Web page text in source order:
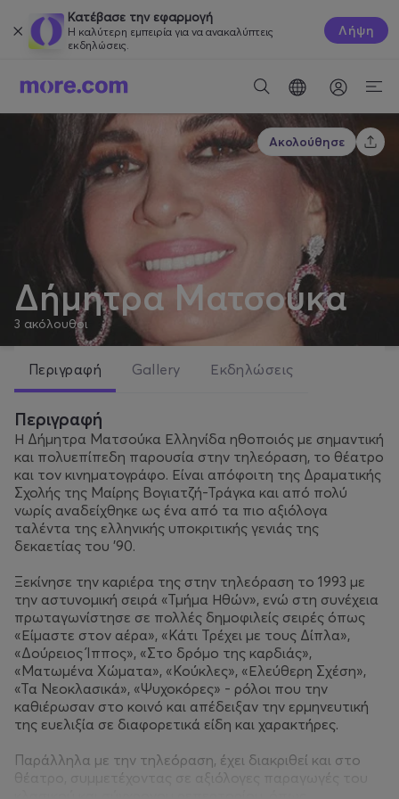
Κατέβασε την εφαρμογή
Η καλύτερη εμπειρία για να ανακαλύπτεις
εκδηλώσεις.
Λήψη
Δήμητρα Ματσούκα
3 ακόλουθοι
Ακολούθησε
Περιγραφή Gallery Εκδηλώσεις
Περιγραφή
Η Δήμητρα Ματσούκα Ελληνίδα ηθοποιός με σημαντική
και πολυεπίπεδη παρουσία στην τηλεόραση, το θέατρο
και τον κινηματογράφο. Είναι απόφοιτη της Δραματικής
Σχολής της Μαίρης Βογιατζή-Τράγκα και από πολύ
νωρίς αναδείχθηκε ως ένα από τα πιο αξιόλογα
ταλέντα της ελληνικής υποκριτικής γενιάς της
δεκαετίας του ’90.
Ξεκίνησε την καριέρα της στην τηλεόραση το 1993 με
την αστυνομική σειρά «Τμήμα Ηθών», ενώ στη συνέχεια
πρωταγωνίστησε σε πολλές δημοφιλείς σειρές όπως
«Είμαστε στον αέρα», «Κάτι Τρέχει με τους Δίπλα»,
«Δούρειος Ίππος», «Στο δρόμο της καρδιάς»,
«Ματωμένα Χώματα», «Κούκλες», «Ελεύθερη Σχέση»,
«Τα Νεοκλασικά», «Ψυχοκόρες» - ρόλοι που την
καθιέρωσαν στο κοινό και απέδειξαν την ερμηνευτική
της ευελιξία σε διαφορετικά είδη και χαρακτήρες.
Παράλληλα με την τηλεόραση, έχει διακριθεί και στο
θέατρο, συμμετέχοντας σε αξιόλογες παραγωγές του